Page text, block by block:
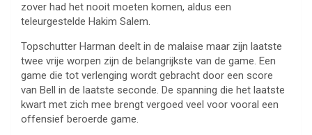
zover had het nooit moeten komen, aldus een
teleurgestelde Hakim Salem.
Topschutter Harman deelt in de malaise maar zijn laatste
twee vrije worpen zijn de belangrijkste van de game. Een
game die tot verlenging wordt gebracht door een score
van Bell in de laatste seconde. De spanning die het laatste
kwart met zich mee brengt vergoed veel voor vooral een
offensief beroerde game.